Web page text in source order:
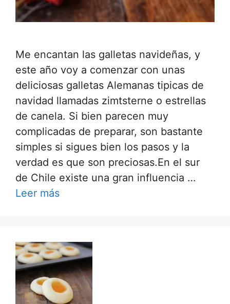
Me encantan las galletas navideñas, y
este año voy a comenzar con unas
deliciosas galletas Alemanas tipicas de
navidad llamadas zimtsterne o estrellas
de canela. Si bien parecen muy
complicadas de preparar, son bastante
simples si sigues bien los pasos y la
verdad es que son preciosas.En el sur
de Chile existe una gran influencia …
Leer más